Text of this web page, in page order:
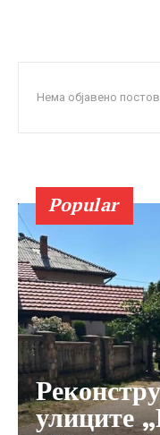
Нема објавено
Popular
улиците